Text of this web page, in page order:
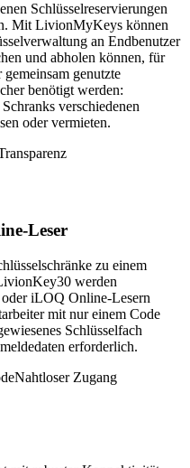
Schlüsselreservierungen
Mit LivionMyKeys können
an Endbenutzer
und abholen können, für
genutzte
benötigt werden:
verschiedenen
oder vermieten.
Leser
zu einem
werden
iLOQ Online-Lesern
mit nur einem Code
Schlüsselfach
erforderlich.
Nahtloser Zugang